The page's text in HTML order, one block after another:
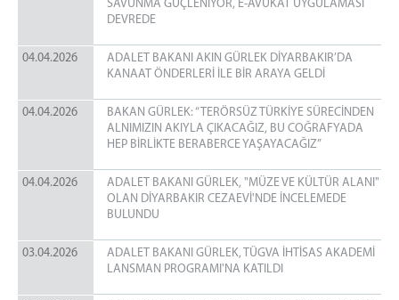
SAVUNMA GÜÇLENİYOR, E-AVUKAT UYGULAMASI
DEVREDE
04.04.2026
ADALET BAKANI AKIN GÜRLEK DİYARBAKIR’DA
KANAAT ÖNDERLERİ İLE BİR ARAYA GELDİ
04.04.2026
BAKAN GÜRLEK: “TERÖRSÜZ TÜRKİYE SÜRECİNDEN
ALNIMIZIN AKIYLA ÇIKACAĞIZ, BU COĞRAFYADA
HEP BİRLİKTE BERABERCE YAŞAYACAĞIZ”
04.04.2026
ADALET BAKANI GÜRLEK, "MÜZE VE KÜLTÜR ALANI"
OLAN DİYARBAKIR CEZAEVİ'NDE İNCELEMEDE
BULUNDU
03.04.2026
ADALET BAKANI GÜRLEK, TÜGVA İHTİSAS AKADEMİ
LANSMAN PROGRAMI'NA KATILDI